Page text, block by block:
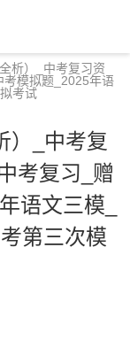
析）_中考复习资
模拟题_2025年语
考试
）_中考复
考复习_赠
语文三模_
第三次模